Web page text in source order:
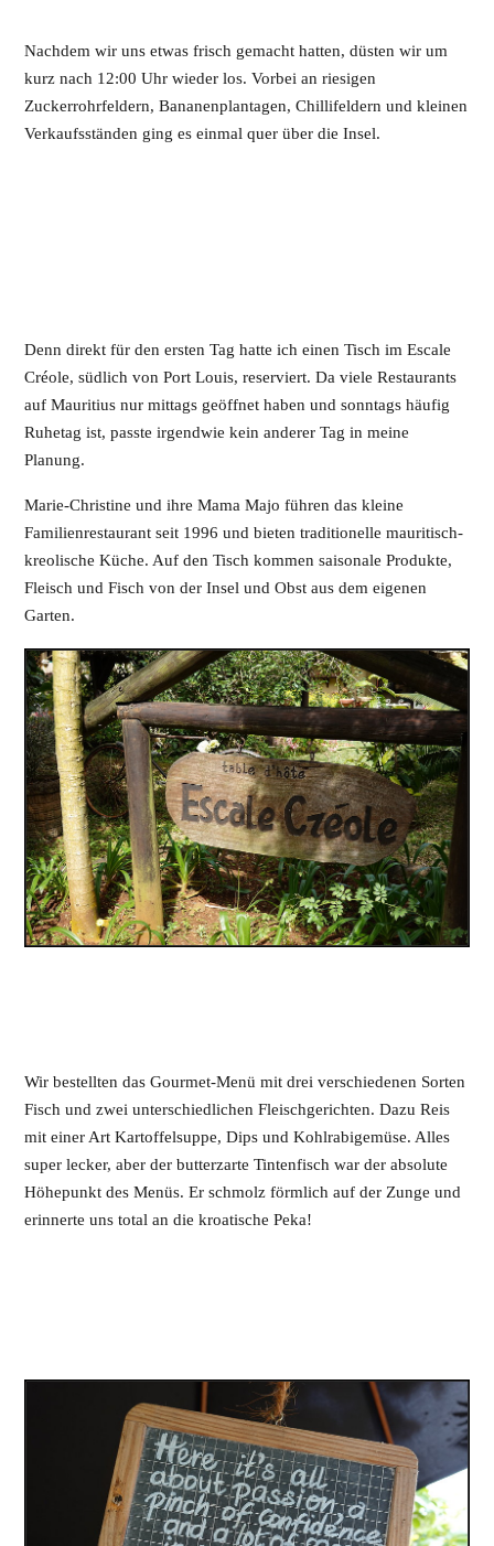
Nachdem wir uns etwas frisch gemacht hatten, düsten wir um
kurz nach 12:00 Uhr wieder los. Vorbei an riesigen
Zuckerrohrfeldern, Bananenplantagen, Chillifeldern und kleinen
Verkaufsständen ging es einmal quer über die Insel.
Denn direkt für den ersten Tag hatte ich einen Tisch im Escale
Créole, südlich von Port Louis, reserviert. Da viele Restaurants
auf Mauritius nur mittags geöffnet haben und sonntags häufig
Ruhetag ist, passte irgendwie kein anderer Tag in meine
Planung.
Marie-Christine und ihre Mama Majo führen das kleine
Familienrestaurant seit 1996 und bieten traditionelle mauritisch-
kreolische Küche. Auf den Tisch kommen saisonale Produkte,
Fleisch und Fisch von der Insel und Obst aus dem eigenen
Garten.
Wir bestellten das Gourmet-Menü mit drei verschiedenen Sorten
Fisch und zwei unterschiedlichen Fleischgerichten. Dazu Reis
mit einer Art Kartoffelsuppe, Dips und Kohlrabigemüse. Alles
super lecker, aber der butterzarte Tintenfisch war der absolute
Höhepunkt des Menüs. Er schmolz förmlich auf der Zunge und
erinnerte uns total an die kroatische Peka!